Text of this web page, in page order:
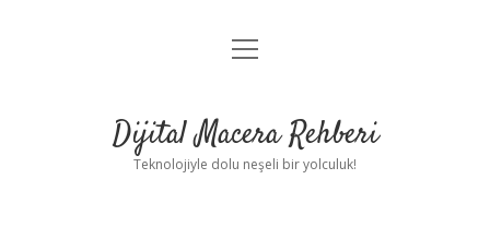
Anasayfa
Yasal Uyarı
menüyü
Dijital Macera Rehberi
Teknolojiyle dolu neşeli bir yolculuk!